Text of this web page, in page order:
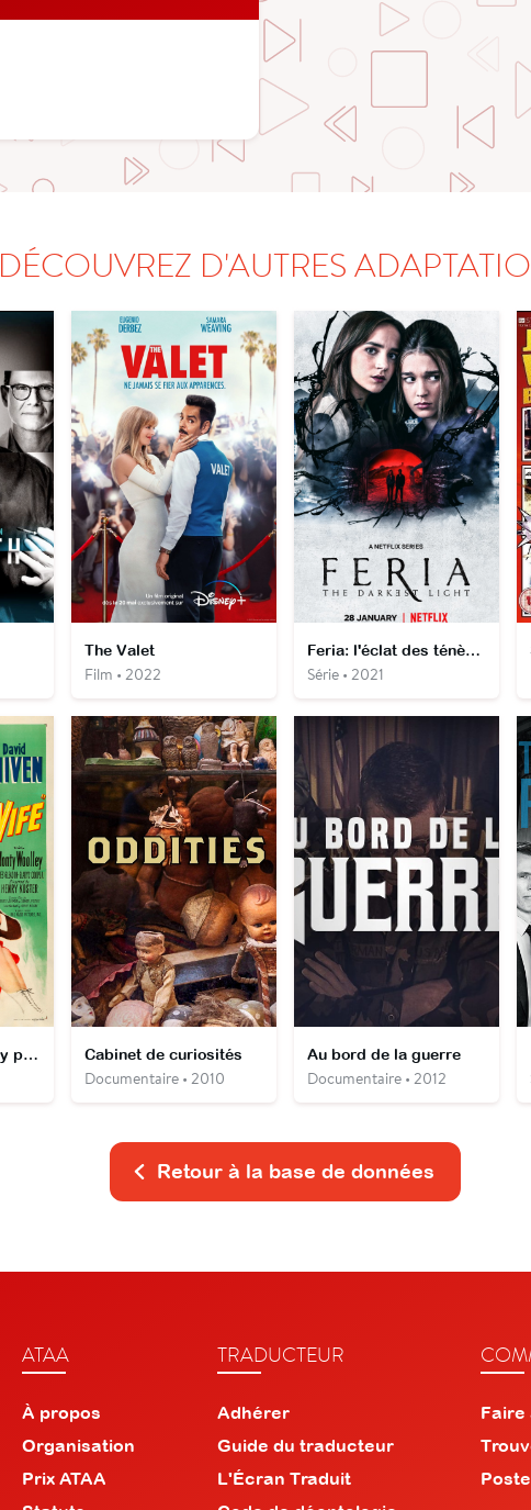
DÉCOUVREZ D'AUTRES
The Valet
Film • 2022
Feria: l'éclat des ténèbres
Série • 2021
Honni soit qui mal y pense Cabinet de curiosités
Documentaire • 2010
Au bord de la guerre
Documentaire • 2012
Retour à la base de données
ATAA
À propos
Organisation
Prix ATAA
TRADUCTEUR
Adhérer
Guide du traducteur
L'Écran Traduit